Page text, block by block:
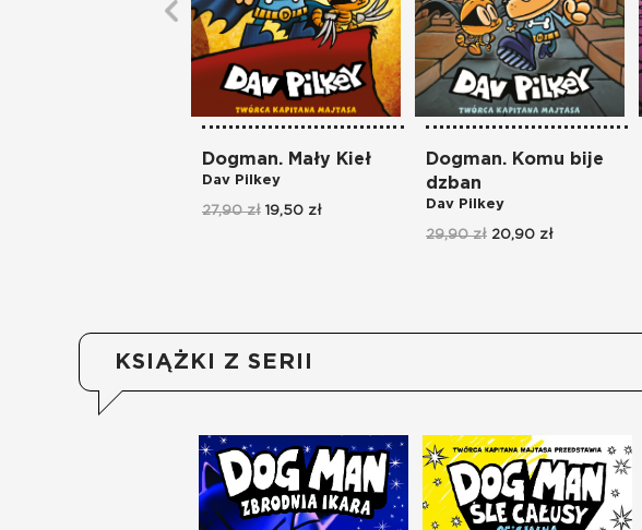
Dogman. Mały Kieł
Dav Pilkey
27,90 zł 19,50 zł
Dogman. Komu bije
dzban
Dav Pilkey
29,90 zł 20,90 zł
KSIĄŻKI Z SERII